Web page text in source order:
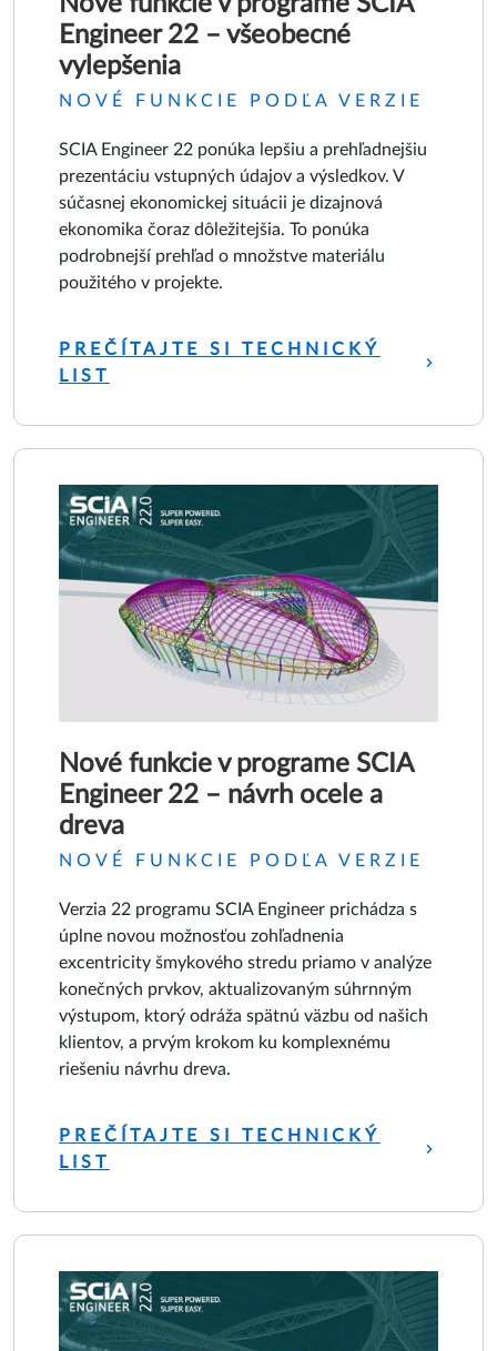
Engineer 22 – všeobecné
vylepšenia
NOVÉ FUNKCIE PODĽA VERZIE
SCIA Engineer 22 ponúka lepšiu a prehľadnejšiu
prezentáciu vstupných údajov a výsledkov. V
súčasnej ekonomickej situácii je dizajnová
ekonomika čoraz dôležitejšia. To ponúka
podrobnejší prehľad o množstve materiálu
použitého v projekte.
PREČÍTAJTE SI TECHNICKÝ
LIST
Nové funkcie v programe SCIA
Engineer 22 – návrh ocele a
dreva
NOVÉ FUNKCIE PODĽA VERZIE
Verzia 22 programu SCIA Engineer prichádza s
úplne novou možnosťou zohľadnenia
excentricity šmykového stredu priamo v analýze
konečných prvkov, aktualizovaným súhrnným
výstupom, ktorý odráža spätnú väzbu od našich
klientov, a prvým krokom ku komplexnému
riešeniu návrhu dreva.
PREČÍTAJTE SI TECHNICKÝ
LIST